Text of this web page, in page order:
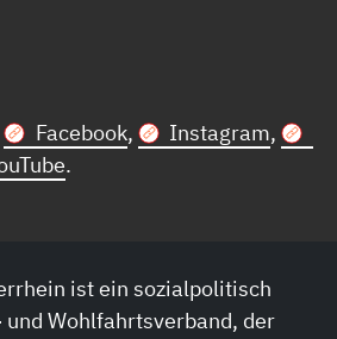
Facebook, Instagram,
.
ist ein sozialpolitisch
Wohlfahrtsverband, der